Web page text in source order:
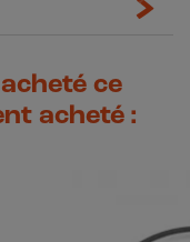
ce
acheté :